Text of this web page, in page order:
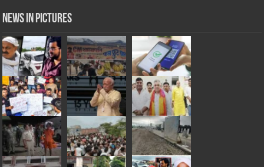
News in Pictures